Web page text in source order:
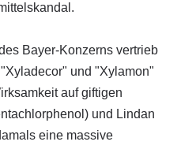
Bayer-Konzerns vertrieb
und "Xylamon"
auf giftigen
und Lindan
eine massive